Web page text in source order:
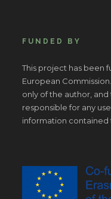
FUNDED BY
This project has been
European
only of the author,
responsible for any
information contained